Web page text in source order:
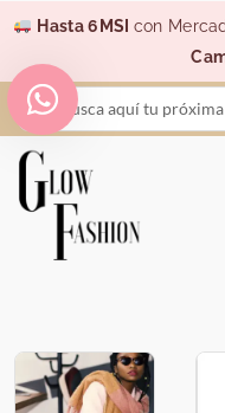
contenido
Hasta 6MSI con
Search
...